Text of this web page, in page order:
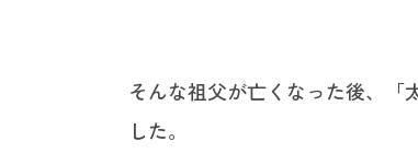
そんな祖父が亡くなった後、「
した。